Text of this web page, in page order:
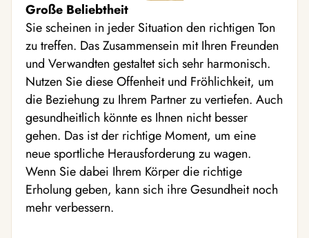
Große Beliebtheit
Sie scheinen in jeder Situation den richtigen Ton
zu treffen. Das Zusammensein mit Ihren Freunden
und Verwandten gestaltet sich sehr harmonisch.
Nutzen Sie diese Offenheit und Fröhlichkeit, um
die Beziehung zu Ihrem Partner zu vertiefen. Auch
gesundheitlich könnte es Ihnen nicht besser
gehen. Das ist der richtige Moment, um eine
neue sportliche Herausforderung zu wagen.
Wenn Sie dabei Ihrem Körper die richtige
Erholung geben, kann sich ihre Gesundheit noch
mehr verbessern.